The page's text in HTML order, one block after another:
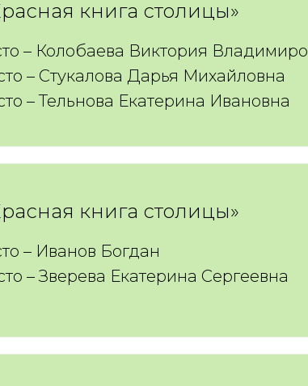
книга столицы»
– Колобаева Виктория
– Стукалова Дарья Михайловна
– Тельнова Екатерина Ивановна
книга столицы»
– Иванов Богдан
– Зверева Екатерина Сергеевна